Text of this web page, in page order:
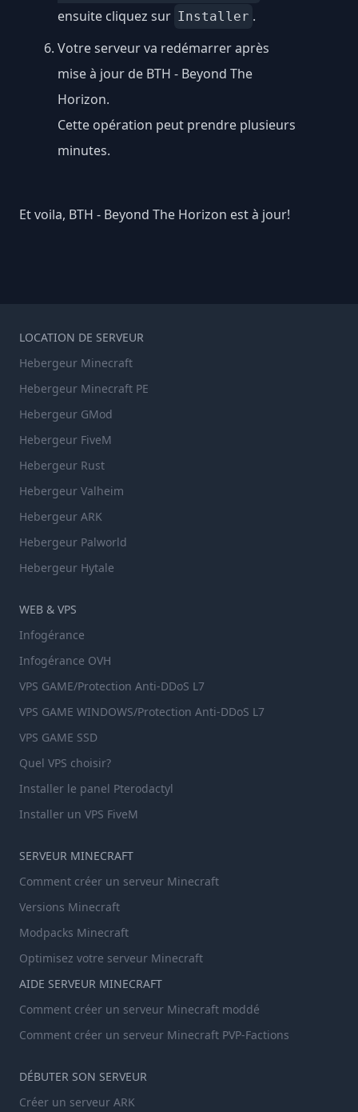
ensuite cliquez sur Installer .
Votre serveur va redémarrer après
mise à jour de BTH - Beyond The
Horizon.
Cette opération peut prendre plusieurs
minutes.
Et voila, BTH - Beyond The Horizon est à jour!
LOCATION DE SERVEUR
Hebergeur Minecraft
Hebergeur Minecraft PE
Hebergeur GMod
Hebergeur FiveM
Hebergeur Rust
Hebergeur Valheim
Hebergeur ARK
Hebergeur Palworld
Hebergeur Hytale
WEB & VPS
Infogérance
Infogérance OVH
VPS GAME/Protection Anti-DDoS L7
VPS GAME WINDOWS/Protection Anti-DDoS L7
VPS GAME SSD
Quel VPS choisir?
Installer le panel Pterodactyl
Installer un VPS FiveM
SERVEUR MINECRAFT
Comment créer un serveur Minecraft
Versions Minecraft
Modpacks Minecraft
Optimisez votre serveur Minecraft
AIDE SERVEUR MINECRAFT
Comment créer un serveur Minecraft moddé
Comment créer un serveur Minecraft PVP-Factions
DÉBUTER SON SERVEUR
Créer un serveur ARK